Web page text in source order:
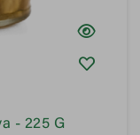
- 225 G